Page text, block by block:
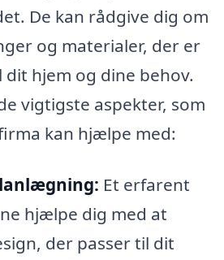
De kan rådgive dig om
og materialer, der er
hjem og dine behov.
vigtigste aspekter, som
kan hjælpe med:
Et erfarent
hjælpe dig med at
der passer til dit